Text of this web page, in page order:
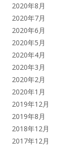
2020年8月
2020年7月
2020年6月
2020年5月
2020年4月
2020年3月
2020年2月
2020年1月
2019年12月
2019年8月
2018年12月
2017年12月